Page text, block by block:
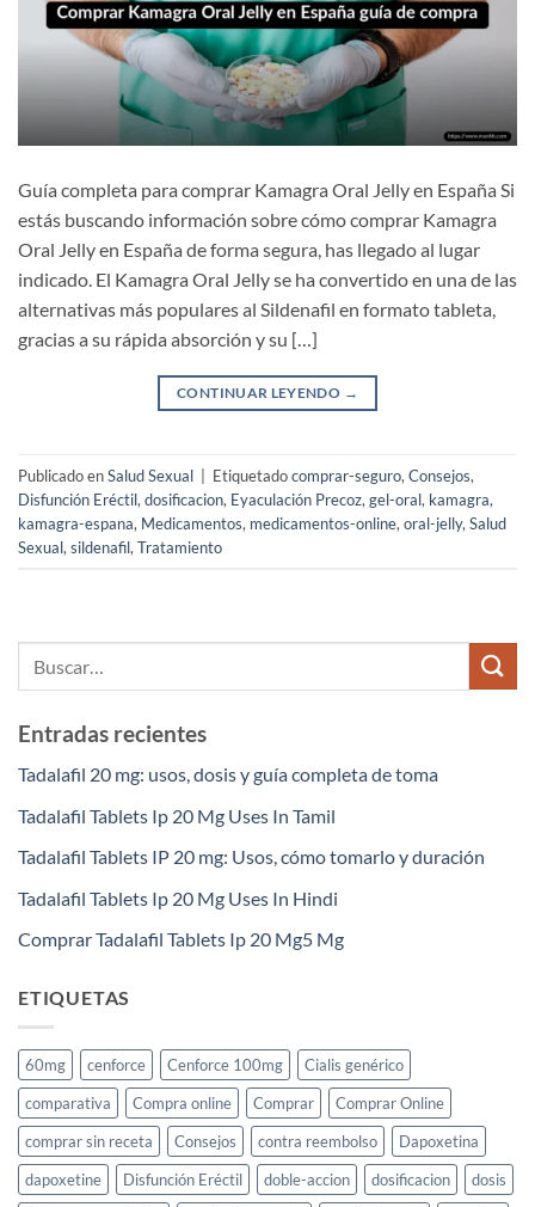
Guía completa para comprar Kamagra Oral Jelly en España Si
estás buscando información sobre cómo comprar Kamagra
Oral Jelly en España de forma segura, has llegado al lugar
indicado. El Kamagra Oral Jelly se ha convertido en una de las
alternativas más populares al Sildenafil en formato tableta,
gracias a su rápida absorción y su […]
CONTINUAR LEYENDO →
Publicado enSalud Sexual Etiquetadocomprar-seguro, Consejos,
Disfunción Eréctil, dosificacion, Eyaculación Precoz, gel-oral, kamagra,
kamagra-espana, Medicamentos, medicamentos-online, oral-jelly, Salud
Sexual, sildenafil, Tratamiento
Entradas recientes
Tadalafil 20 mg: usos, dosis y guía completa de toma
Tadalafil Tablets Ip 20 Mg Uses In Tamil
Tadalafil Tablets IP 20 mg: Usos, cómo tomarlo y duración
Tadalafil Tablets Ip 20 Mg Uses In Hindi
Comprar Tadalafil Tablets Ip 20 Mg5 Mg
ETIQUETAS
60mg cenforce Cenforce 100mg
Cialis genérico
comparativa
Compra online Comprar
Comprar Online
comprar sin receta
Consejos contra reembolso
Dapoxetina
dapoxetine
Disfunción Eréctil doble-accion dosificacion
dosis